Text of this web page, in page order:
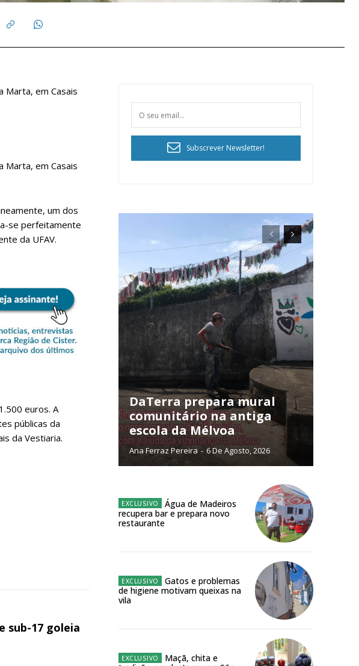
manter este serviço público!
e versões digitais.
ASSINATURA
DIGITAL ANUAL
12 meses
Acesso ao conteúdo online
Acesso aos conteúdos Exclusivos para
Marta, em Casais
Marta, em Casais
um dos
se perfeitamente
da UFAV.
euros. A
públicas da
da Vestiaria.
sub-17 goleia
Subscrever Newsletter!
DaTerra prepara mural
comunitário na antiga
escola da Mélvoa
Ana Ferraz Pereira - 6 De Agosto, 2026
Água de Madeiros
recupera bar e prepara novo
restaurante
Gatos e problemas
de higiene motivam queixas na
vila
Maçã, chita e